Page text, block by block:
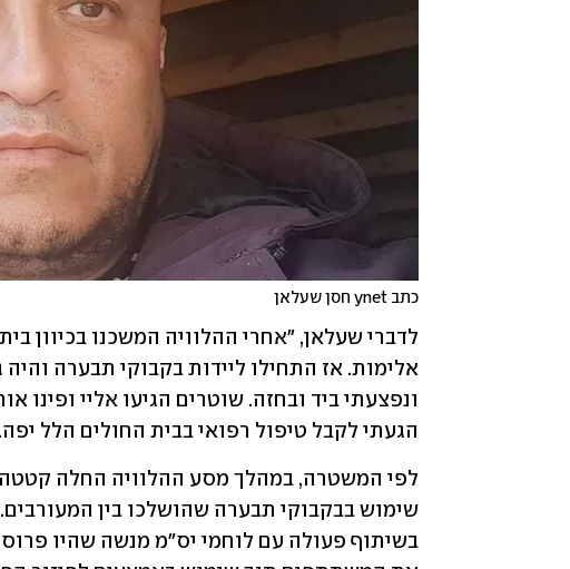
כתב ynet חסן שעלאן
הגעתי לקבל טיפול רפואי בבית החולים הלל